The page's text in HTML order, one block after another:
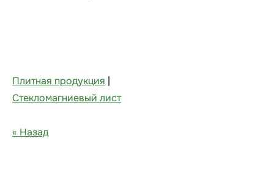
Плитная продукция |
Стекломагниевый лист
« Назад